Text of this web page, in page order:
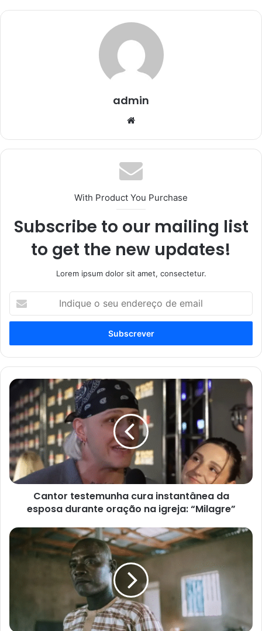
admin
With Product You Purchase
Subscribe to our mailing list
to get the new updates!
Lorem ipsum dolor sit amet, consectetur.
seu
de
email
Cantor
testemunha
cura
instantânea
da
esposa
durante
oração
na
“Milagre”
Cantor testemunha cura instantânea da
esposa durante oração na igreja: “Milagre”
‘Oro
pela
Nigéria,